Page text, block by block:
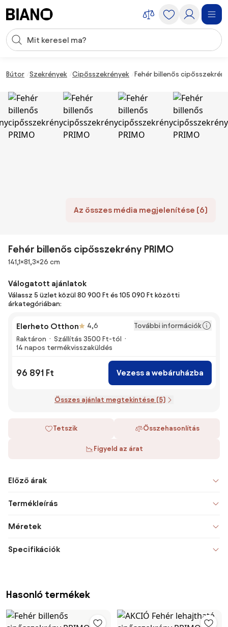
Keresési bevitel
Bútor Szekrények Cipősszekrények Fehér billenős cipősszekrény
Az összes média megjelenítése (6)
Fehér billenős cipősszekrény PRIMO
Méretek
141,1×81,3×26 cm
Válogatott ajánlatok
Válassz 5 üzlet közül 80 900 Ft és 105 090 Ft közötti
árkategóriában:
Elerheto Otthon 4,6
További információk
Raktáron
Szállítás 3500 Ft-tól
14 napos termékvisszaküldés
96 891 Ft Vezess a webáruházba
Összes ajánlat megtekintése (5)
Tetszik Összehasonlítás
Figyeld az árat
Előző árak
Termékleírás
Méretek
Specifikációk
Hasonló termékek